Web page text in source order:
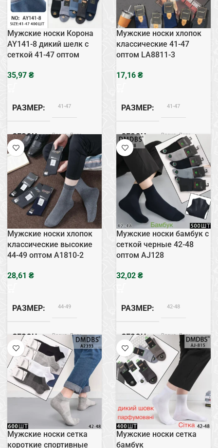
Мужские носки Корона
AY141-8 дикий шелк с
сеткой 41-47 оптом
₴
РАЗМЕР 41-47
СЕЗОН Весна, Лето
СОСТАВ Дикий Шовк
Мужские носки хлопок
классические 41-47
оптом LA8811-3
₴
РАЗМЕР 41-47
СЕЗОН Весна, Лето
Хлопок
Мужские носки хлопок
классические высокие
44-49 оптом A1810-2
₴
РАЗМЕР 44-49
СЕЗОН Весна, Лето
СОСТАВ Хлопок
Мужские носки бамбук с
сеткой черные 42-48
оптом AJ128
₴
РАЗМЕР 42-48
СЕЗОН Весна, Лето
СОСТАВ Бамбук
ТИП Сетка
Мужские носки сетка
короткие спортивные
Мужские носки сетка
бамбук